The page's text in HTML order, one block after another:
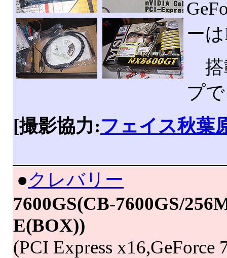
ー
搭
プ
[撮影協力:フェイス秋葉
●クレバリー
7600GS(CB-7600GS/
E(BOX))
(PCI Express x16,GeForce